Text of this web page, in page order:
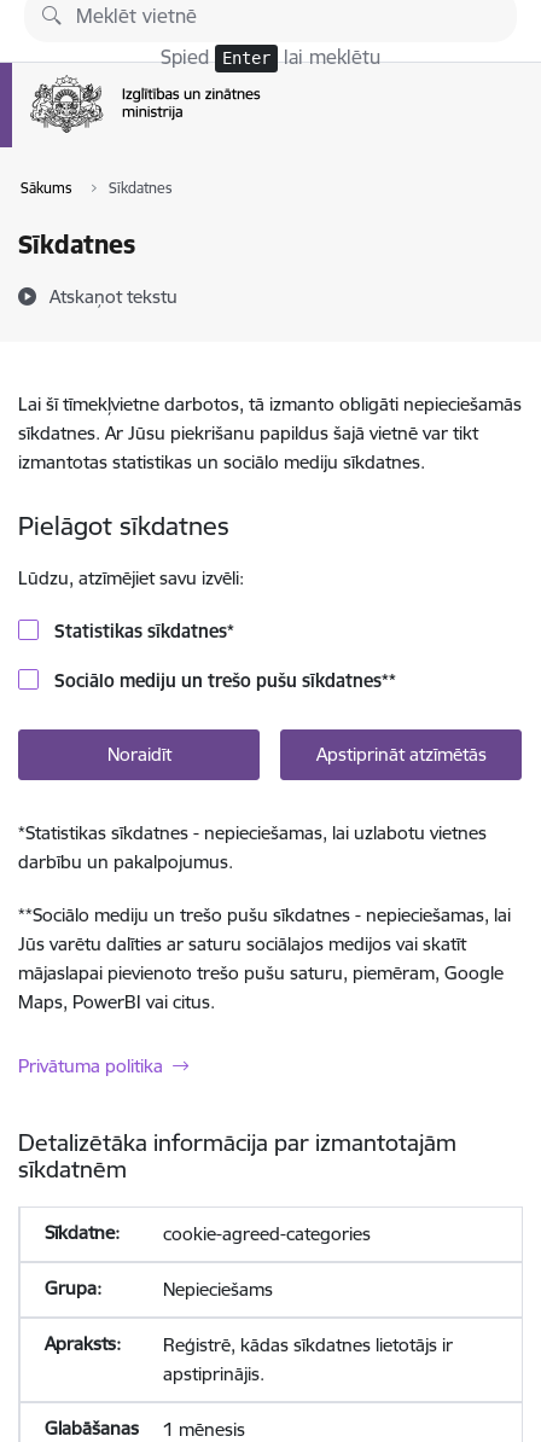
Pāriet uz lapas saturu
Spied Enter lai meklētu
Sākums Sīkdatnes
Sīkdatnes
Atskaņot tekstu
Lai šī tīmekļvietne darbotos, tā izmanto obligāti nepieciešamās
sīkdatnes. Ar Jūsu piekrišanu papildus šajā vietnē var tikt
izmantotas statistikas un sociālo mediju sīkdatnes.
Pielāgot sīkdatnes
Lūdzu, atzīmējiet savu izvēli:
Statistikas sīkdatnes*
Sociālo mediju un trešo pušu sīkdatnes**
Noraidīt Apstiprināt atzīmētās
*Statistikas sīkdatnes - nepieciešamas, lai uzlabotu vietnes
darbību un pakalpojumus.
**Sociālo mediju un trešo pušu sīkdatnes - nepieciešamas, lai
Jūs varētu dalīties ar saturu sociālajos medijos vai skatīt
mājaslapai pievienoto trešo pušu saturu, piemēram, Google
Maps, PowerBI vai citus.
Privātuma politika
Detalizētāka informācija par izmantotajām
sīkdatnēm
cookie-agreed-categories
Nepieciešams
Reģistrē, kādas sīkdatnes lietotājs ir
apstiprinājis.
1 mēnesis